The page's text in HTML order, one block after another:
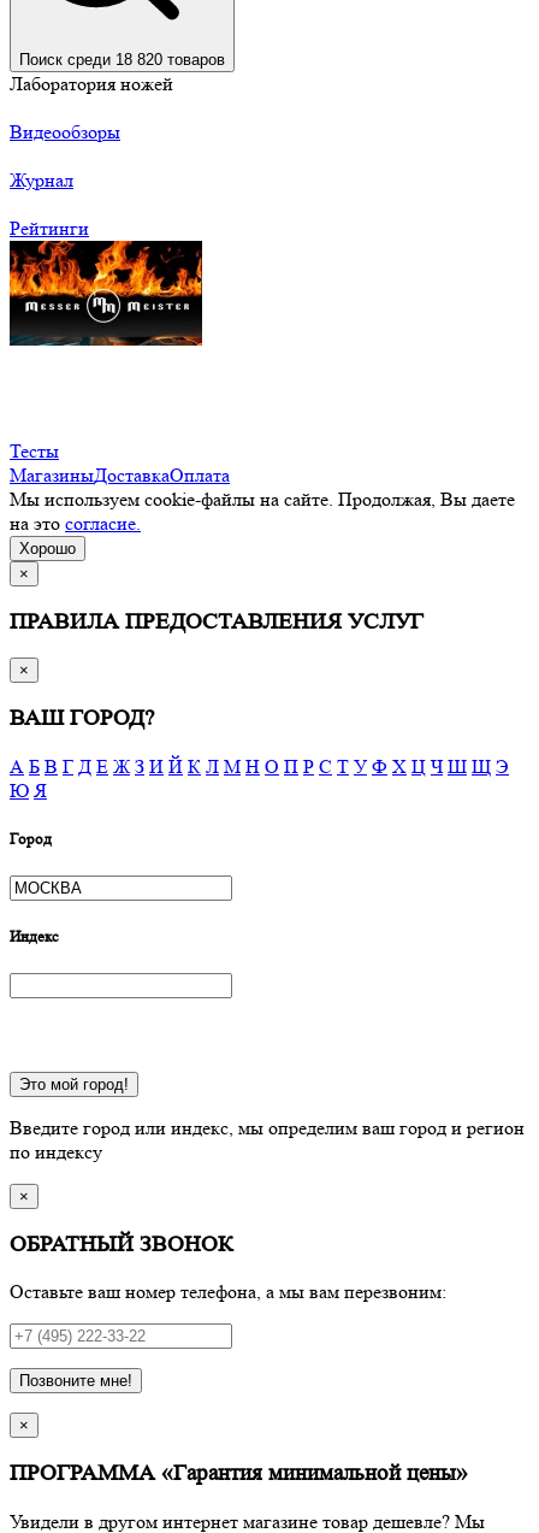
Поиск среди 18 820 товаров
Лаборатория ножей
Видеообзоры
Журнал
Рейтинги
Тесты
МагазиныДоставкаОплата
Мы используем cookie-файлы на сайте. Продолжая, Вы даете
на это согласие.
Хорошо
×
ПРАВИЛА ПРЕДОСТАВЛЕНИЯ УСЛУГ
×
ВАШ ГОРОД?
А Б В Г Д Е Ж З И Й К Л М Н О П Р С Т У Ф Х Ц Ч Ш Щ Э
Ю Я
Город
Индекс
Это мой город!
Введите город или индекс, мы определим ваш город и регион
по индексу
×
ОБРАТНЫЙ ЗВОНОК
Оставьте ваш номер телефона, а мы вам перезвоним:
Позвоните мне!
×
ПРОГРАММА «Гарантия минимальной цены»
Увидели в другом интернет магазине товар дешевле? Мы